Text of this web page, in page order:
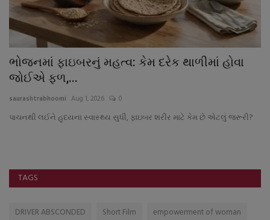
ભોજનમાં ફાઇબરનું મહત્વ: કેમ દરેક થાળીમાં હોવા
જોઈએ ફળ,...
saurashtrabhoomi Aug 1, 2026 0
પાચનથી લઈને હૃદયના સ્વાસ્થ્ય સુધી, ફાઇબર શરીર માટે કેમ છે એટલું જરૂરી?
TAGS
DRIVER ABSCONDED Short Film
empowerment of woman